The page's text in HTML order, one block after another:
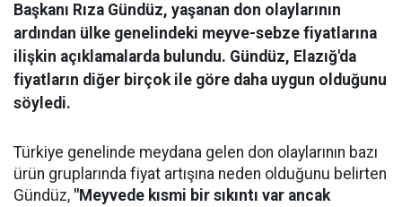
Başkanı Rıza Gündüz, yaşanan don olaylarının
ardından ülke genelindeki meyve-sebze fiyatlarına
ilişkin açıklamalarda bulundu. Gündüz, Elazığ'da
fiyatların diğer birçok ile göre daha uygun olduğunu
söyledi.
Türkiye genelinde meydana gelen don olaylarının bazı
ürün gruplarında fiyat artışına neden olduğunu belirten
Gündüz, "Meyvede kısmi bir sıkıntı var ancak